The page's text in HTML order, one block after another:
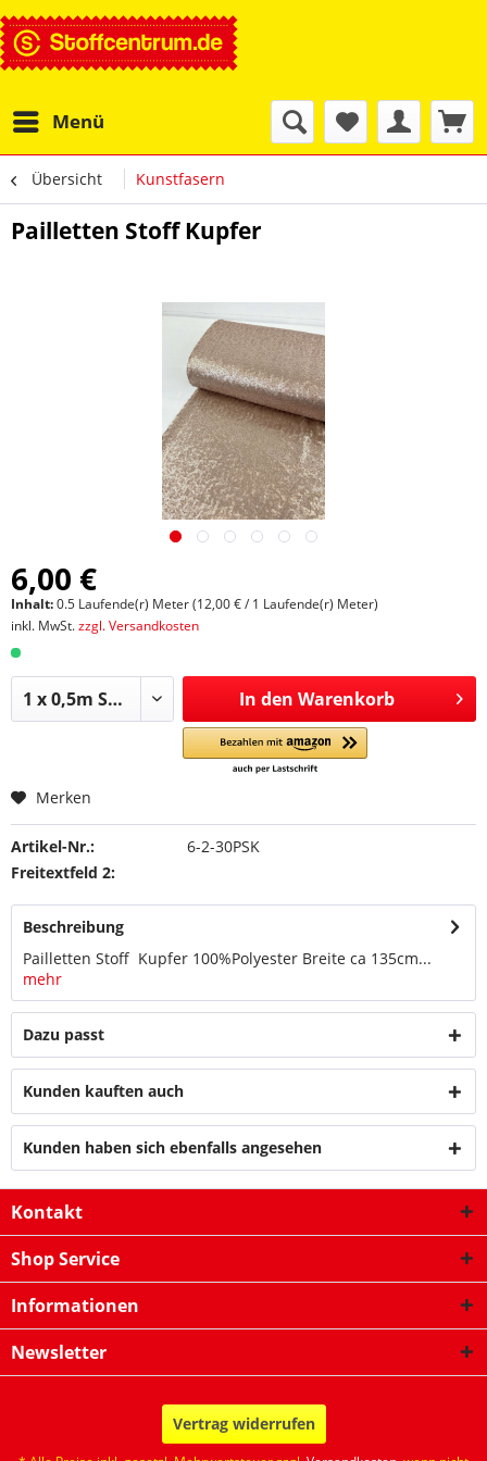
Menü
Übersicht Kunstfasern
Pailletten Stoff Kupfer
6,00 €
Inhalt:0.5 Laufende(r) Meter (12,00 € / 1 Laufende(r) Meter)
inkl. MwSt.zzgl. Versandkosten
In den Warenkorb
Merken
Artikel-Nr.:
6-2-30PSK
Freitextfeld 2:
Beschreibung
Pailletten Stoff Kupfer 100%Polyester Breite ca 135cm...
mehr
Dazu passt
Kunden kauften auch
Kunden haben sich ebenfalls angesehen
Kontakt
Shop Service
Informationen
Newsletter
Vertrag widerrufen